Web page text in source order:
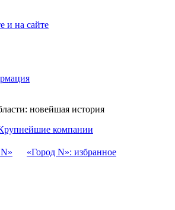
и на сайте
новейшая история
компании
«Город N»: избранное